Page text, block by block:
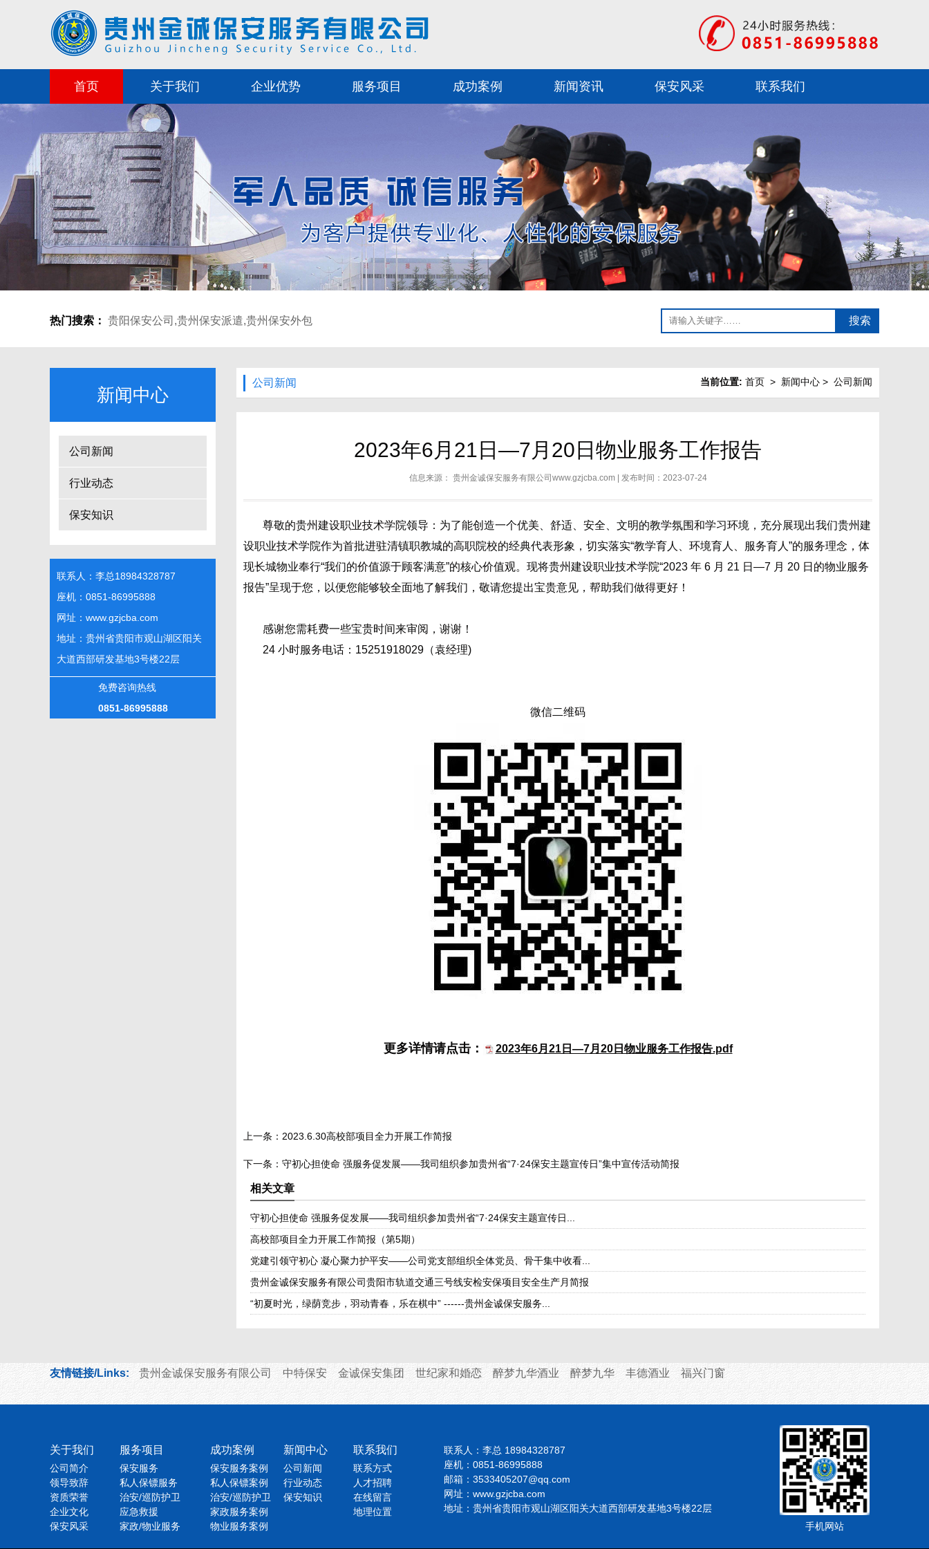
首页 关于我们 企业优势 服务项目 成功案例 新闻资讯 保安风采 联系我们
热门搜索： 贵阳保安公司 ,贵州保安派遣,贵州保安外包
新闻中心
公司新闻
行业动态
保安知识
联系人：李总18984328787
座机：0851-86995888
网址： www.gzjcba.com
地址：贵州省贵阳市观山湖区阳关
大道西部研发基地3号楼22层
免费咨询热线
0851-86995888
公司新闻 当前位置: 首页 > 新闻中心 > 公司新闻
2023年6月21日—7月20日物业服务工作报告
信息来源： 贵州金诚保安服务有限公司www.gzjcba.com| 发布时间：2023-07-24
尊敬的贵州建设职业技术学院领导：为了能创造一个优美、舒适、安全、文明的教学氛围和学习环境，充分展现出我们贵州建
设职业技术学院作为首批进驻清镇职教城的高职院校的经典代表形象，切实落实“教学育人、环境育人、服务育人”的服务理念，体
现长城物业奉行“我们的价值源于顾客满意”的核心价值观。现将贵州建设职业技术学院“2023 年 6 月 21 日—7 月 20 日的物业服务
报告”呈现于您，以便您能够较全面地了解我们，敬请您提出宝贵意见，帮助我们做得更好！
感谢您需耗费一些宝贵时间来审阅，谢谢！
24 小时服务电话：15251918029（袁经理)
微信二维码
更多详情请点击： 2023年6月21日—7月20日物业服务工作报告.pdf
上一条： 2023.6.30高校部项目全力开展工作简报
下一条： 守初心担使命 强服务促发展——我司组织参加贵州省“7·24保安主题宣传日”集中宣传活动简报
相关文章
守初心担使命 强服务促发展——我司组织参加贵州省“7·24保安主题宣传日...
高校部项目全力开展工作简报（第5期）
党建引领守初心 凝心聚力护平安——公司党支部组织全体党员、骨干集中收看...
贵州金诚保安服务有限公司贵阳市轨道交通三号线安检安保项目安全生产月简报
“初夏时光，绿荫竞步，羽动青春，乐在棋中” ------贵州金诚保安服务...
友情链接/Links: 贵州金诚保安服务有限公司 中特保安 金诚保安集团 世纪家和婚恋 醉梦九华酒业 醉梦九华 丰德酒业 福兴门窗
关于我们
公司简介
领导致辞
资质荣誉
企业文化
保安风采
服务项目
保安服务
私人保镖服务
治安/巡防护卫
应急救援
家政/物业服务
成功案例
保安服务案例
私人保镖案例
治安/巡防护卫
家政服务案例
物业服务案例
新闻中心
公司新闻
行业动态
保安知识
联系我们
联系方式
人才招聘
在线留言
地理位置
联系人：李总 18984328787
座机：0851-86995888
邮箱：3533405207@qq.com
网址： www.gzjcba.com
地址：贵州省贵阳市观山湖区阳关大道西部研发基地3号楼22层
手机网站